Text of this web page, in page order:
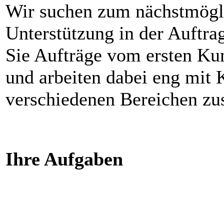
Wir suchen zum
Unterstützung in der
Sie Aufträge vom ersten
und arbeiten dabei eng mit
verschiedenen Bereichen
Ihre Aufgaben